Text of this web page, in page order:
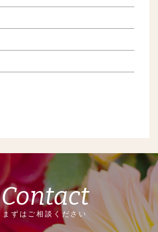
Contact
まずはご相談ください